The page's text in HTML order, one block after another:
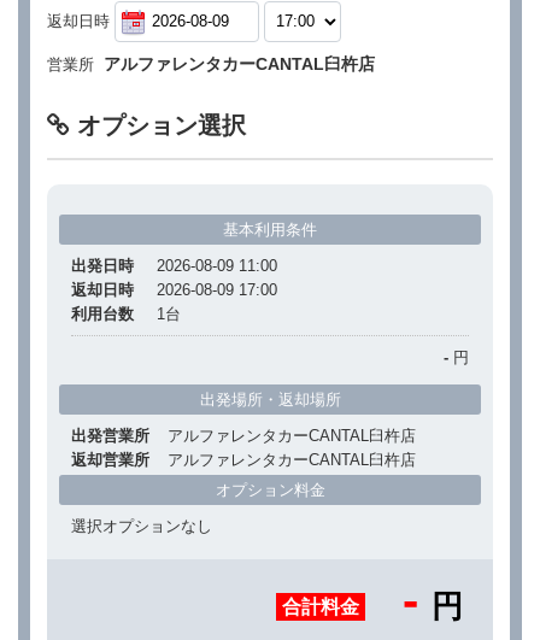
返却日時
営業所 アルファレンタカーCANTAL臼杵店
オプション選択
基本利用条件
出発日時
2026-08-09 11:00
返却日時
2026-08-09 17:00
利用台数
1 台
- 円
出発場所・返却場所
出発営業所
アルファレンタカーCANTAL臼杵店
返却営業所
アルファレンタカーCANTAL臼杵店
オプション料金
選択オプションなし
合計料金 - 円